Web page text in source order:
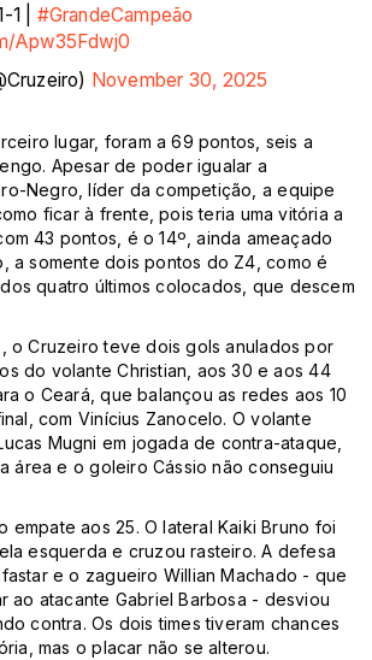
1 | #GrandeCampeão
Apw35Fdwj0
November 30, 2025
lugar, foram a 69 pontos, seis a
Apesar de poder igualar a
Negro, líder da competição, a equipe
ficar à frente, pois teria uma vitória a
43 pontos, é o 14º, ainda ameaçado
a somente dois pontos do Z4, como é
quatro últimos colocados, que descem
o Cruzeiro teve dois gols anulados por
do volante Christian, aos 30 e aos 44
o Ceará, que balançou as redes aos 10
com Vinícius Zanocelo. O volante
Mugni em jogada de contra-ataque,
área e o goleiro Cássio não conseguiu
empate aos 25. O lateral Kaiki Bruno foi
esquerda e cruzou rasteiro. A defesa
e o zagueiro Willian Machado - que
ao atacante Gabriel Barbosa - desviou
contra. Os dois times tiveram chances
mas o placar não se alterou.